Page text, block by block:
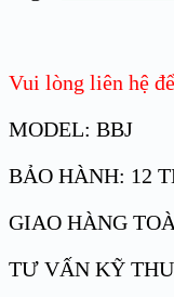
Vui lòng liên hệ
MODEL: BBJ
BẢO HÀNH: 12
GIAO HÀNG
TƯ VẤN KỸ